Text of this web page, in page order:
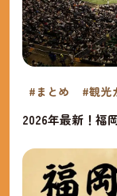
#まとめ #観光
2026年最新！福